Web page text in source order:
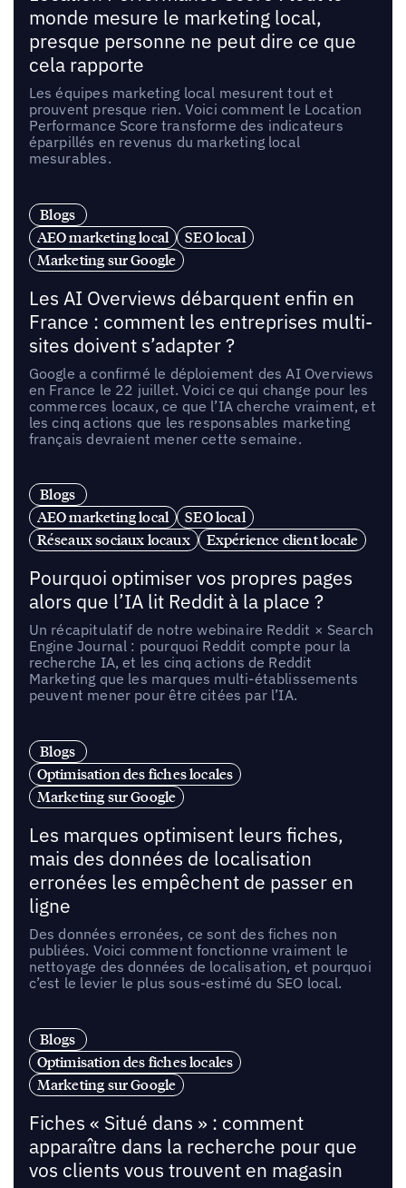
monde mesure le marketing local,
presque personne ne peut dire ce que
cela rapporte
Les équipes marketing local mesurent tout et
prouvent presque rien. Voici comment le Location
Performance Score transforme des indicateurs
éparpillés en revenus du marketing local
mesurables.
Blogs
AEO marketing local
SEO local
Marketing sur Google
Les AI Overviews débarquent enfin en
France : comment les entreprises multi-
sites doivent s’adapter ?
Google a confirmé le déploiement des AI Overviews
en France le 22 juillet. Voici ce qui change pour les
commerces locaux, ce que l’IA cherche vraiment, et
les cinq actions que les responsables marketing
français devraient mener cette semaine.
Blogs
AEO marketing local
SEO local
Réseaux sociaux locaux
Expérience client locale
Pourquoi optimiser vos propres pages
alors que l’IA lit Reddit à la place ?
Un récapitulatif de notre webinaire Reddit × Search
Engine Journal : pourquoi Reddit compte pour la
recherche IA, et les cinq actions de Reddit
Marketing que les marques multi-établissements
peuvent mener pour être citées par l’IA.
Blogs
Optimisation des fiches locales
Marketing sur Google
Les marques optimisent leurs fiches,
mais des données de localisation
erronées les empêchent de passer en
ligne
Des données erronées, ce sont des fiches non
publiées. Voici comment fonctionne vraiment le
nettoyage des données de localisation, et pourquoi
c’est le levier le plus sous-estimé du SEO local.
Blogs
Optimisation des fiches locales
Marketing sur Google
Fiches « Situé dans » : comment
apparaître dans la recherche pour que
vos clients vous trouvent en magasin